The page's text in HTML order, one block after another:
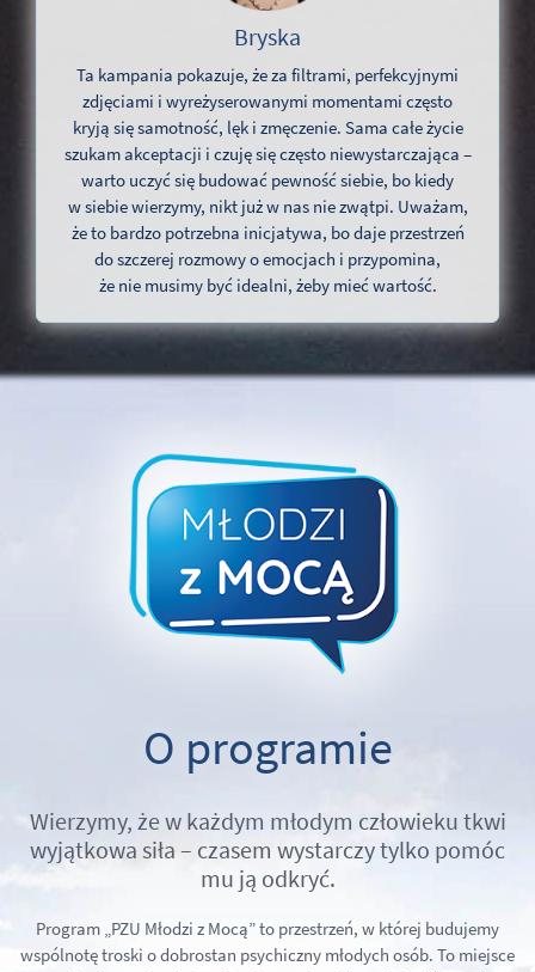
Bryska
Ta kampania pokazuje, że za filtrami, perfekcyjnymi
zdjęciami i wyreżyserowanymi momentami często
kryją się samotność, lęk i zmęczenie. Sama całe życie
szukam akceptacji i czuję się często niewystarczająca –
warto uczyć się budować pewność siebie, bo kiedy
w siebie wierzymy, nikt już w nas nie zwątpi. Uważam,
że to bardzo potrzebna inicjatywa, bo daje przestrzeń
do szczerej rozmowy o emocjach i przypomina,
że nie musimy być idealni, żeby mieć wartość.
O programie
Wierzymy, że w każdym młodym człowieku tkwi
wyjątkowa siła – czasem wystarczy tylko pomóc
mu ją odkryć.
Program „PZU Młodzi z Mocą” to przestrzeń, w której budujemy
wspólnotę troski o dobrostan psychiczny młodych osób. To miejsce